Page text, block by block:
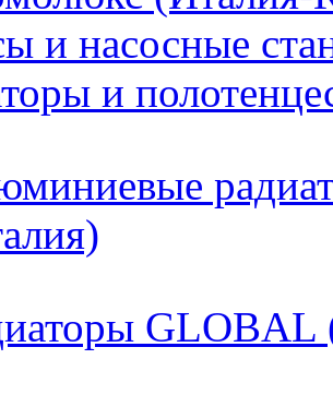
и насосные
и
GLOBAL